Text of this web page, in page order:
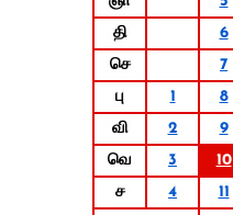
தி
6
செ
7
பு
1 8
வி
2 9
வெ
3 10
ச
4 11